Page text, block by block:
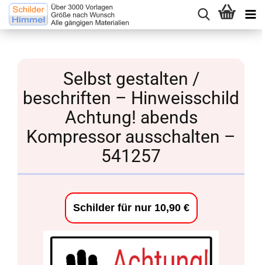
Selbst gestalten /
beschriften – Hinweisschild
Achtung! abends
Kompressor ausschalten –
541257
Schilder für nur 10,90 €